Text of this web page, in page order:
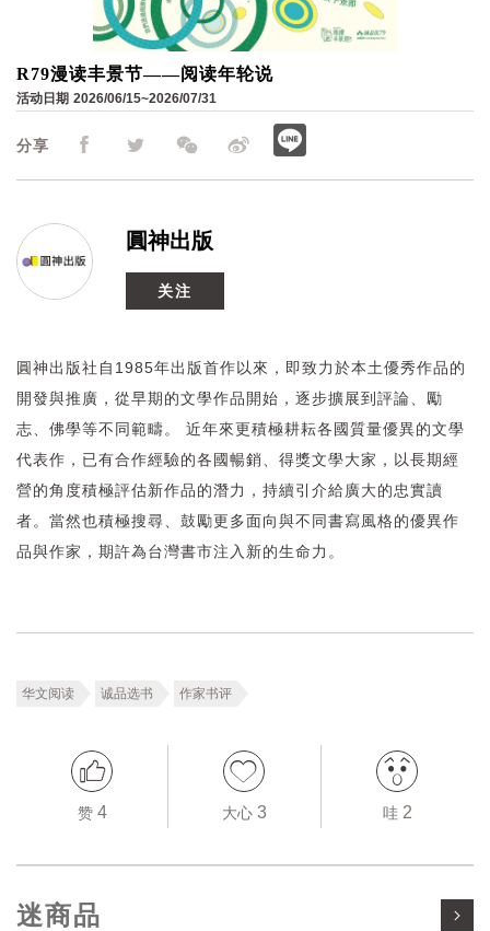
分享
圓神出版
关注
圓神出版社自1985年出版首作以來，即致力於本土優秀作品的
開發與推廣，從早期的文學作品開始，逐步擴展到評論、勵
志、佛學等不同範疇。 近年來更積極耕耘各國質量優異的文學
代表作，已有合作經驗的各國暢銷、得獎文學大家，以長期經
營的角度積極評估新作品的潛力，持續引介給廣大的忠實讀
者。當然也積極搜尋、鼓勵更多面向與不同書寫風格的優異作
品與作家，期許為台灣書市注入新的生命力。
华文阅读 诚品选书 作家书评
赞 4 大心 3 哇 2
R79漫读丰景节——阅读年轮说
活动日期 2026/06/15~2026/07/31
迷商品